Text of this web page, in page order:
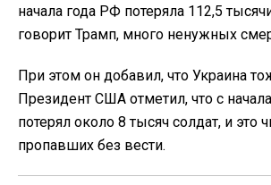
начала года РФ потеряла 112,5
говорит Трамп, много ненужных
При этом он добавил, что Украина
Президент США отметил, что с
потерял около 8 тысяч солдат, и это
пропавших без вести.